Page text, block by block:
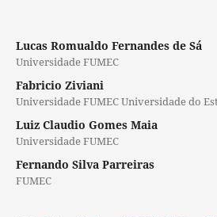
Lucas Romualdo Fernandes de Sá
Universidade FUMEC
Fabricio Ziviani
Universidade FUMEC Universidade do
Luiz Claudio Gomes Maia
Universidade FUMEC
Fernando Silva Parreiras
FUMEC